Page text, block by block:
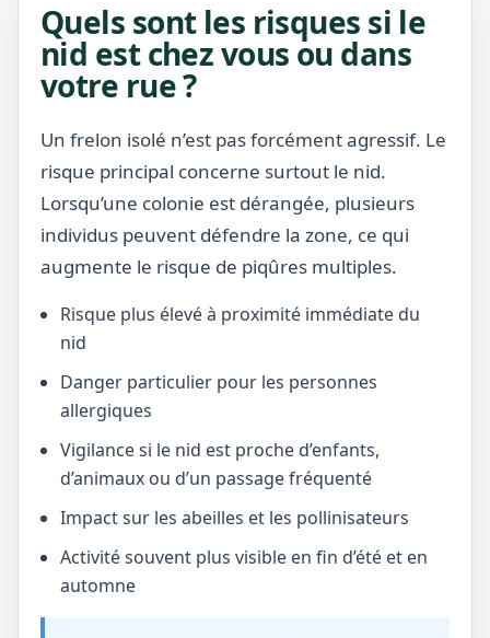
Quels sont les risques si le
nid est chez vous ou dans
votre rue ?
Un frelon isolé n’est pas forcément agressif. Le
risque principal concerne surtout le nid.
Lorsqu’une colonie est dérangée, plusieurs
individus peuvent défendre la zone, ce qui
augmente le risque de piqûres multiples.
Risque plus élevé à proximité immédiate du
nid
Danger particulier pour les personnes
allergiques
Vigilance si le nid est proche d’enfants,
d’animaux ou d’un passage fréquenté
Impact sur les abeilles et les pollinisateurs
Activité souvent plus visible en fin d’été et en
automne